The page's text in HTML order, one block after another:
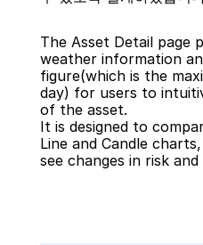
The Asset Detail page
weather information
figure(which is the
day) for users to
of the asset.
It is designed to
Line and Candle
see changes in risk and